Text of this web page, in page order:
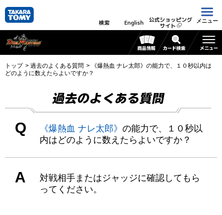
検索 English 公式ショッピング
サイト
メニュー
トップ 過去のよくある質問
《爆熱血 ナレ太郎》の能力で、１０秒以内は
どのように数えたらよいですか？
過去のよくある質問
Q 《爆熱血 ナレ太郎》 の能力で、１０秒以
内はどのように数えたらよいですか？
A
対戦相手またはジャッジに確認してもら
ってください。